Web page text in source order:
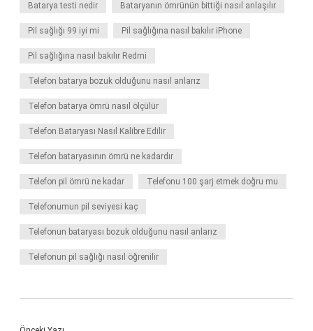
Batarya testi nedir Bataryanın ömrünün bittiği nasıl anlaşılır
Pil sağlığı 99 iyi mi Pil sağlığına nasıl bakılır iPhone
Pil sağlığına nasıl bakılır Redmi
Telefon batarya bozuk olduğunu nasıl anlarız
Telefon batarya ömrü nasıl ölçülür
Telefon Bataryası Nasıl Kalibre Edilir
Telefon bataryasının ömrü ne kadardır
Telefon pil ömrü ne kadar Telefonu 100 şarj etmek doğru mu
Telefonumun pil seviyesi kaç
Telefonun bataryası bozuk olduğunu nasıl anlarız
Telefonun pil sağlığı nasıl öğrenilir